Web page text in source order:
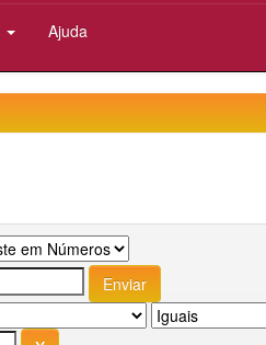
Ajuda